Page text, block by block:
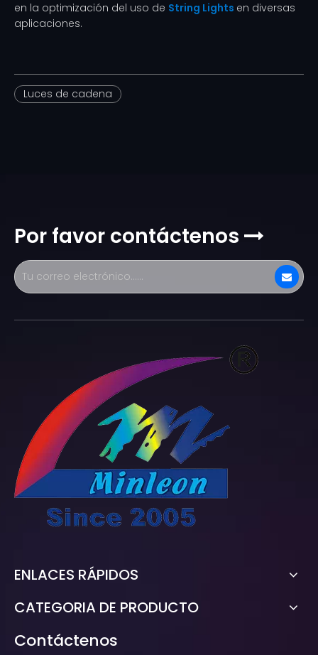
en la optimización del uso de String Lights en diversas
aplicaciones.
Luces de cadena
Por favor contáctenos 
ENLACES RÁPIDOS
CATEGORIA DE PRODUCTO
Contáctenos